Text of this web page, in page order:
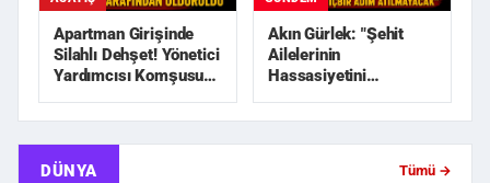
Apartman Girişinde
Silahlı Dehşet! Yönetici
Yardımcısı Komşusu
Akın Gürlek: "Şehit
Ailelerinin
Hassasiyetini
Adım Atılmayaca...
DÜNYA Tümü →